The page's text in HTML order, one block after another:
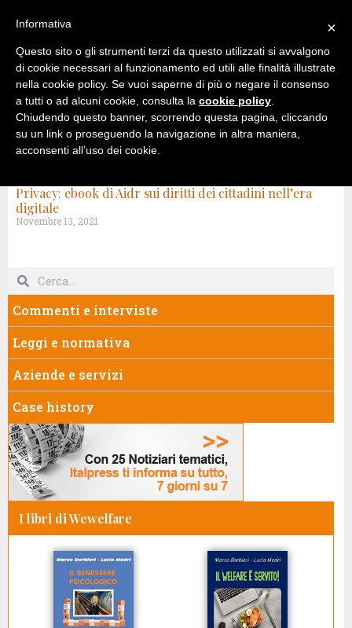
Privacy: ebook di Aidr sui diritti dei cittadini nell’era
digitale
Novembre 13, 2021
Commenti e interviste
Leggi e normativa
Aziende e servizi
Case history
I libri di Wewelfare
×
Informativa
Questo sito o gli strumenti terzi da questo utilizzati si avvalgono
di cookie necessari al funzionamento ed utili alle finalità illustrate
nella cookie policy. Se vuoi saperne di più o negare il consenso
a tutti o ad alcuni cookie, consulta la cookie policy.
Chiudendo questo banner, scorrendo questa pagina, cliccando
su un link o proseguendo la navigazione in altra maniera,
acconsenti all’uso dei cookie.